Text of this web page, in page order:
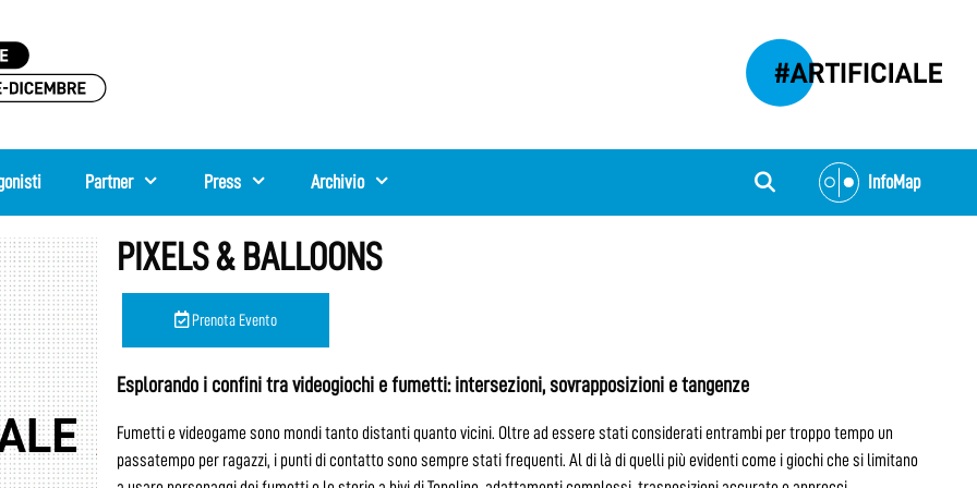
Partner Press Archivio InfoMap
PIXELS & BALLOONS
Prenota Evento
Esplorando i confini tra videogiochi e fumetti: intersezioni, sovrapposizioni e tangenze
Fumetti e videogame sono mondi tanto distanti quanto vicini. Oltre ad essere stati considerati entrambi per troppo tempo un
passatempo per ragazzi, i punti di contatto sono sempre stati frequenti. Al di là di quelli più evidenti come i giochi che si limitano